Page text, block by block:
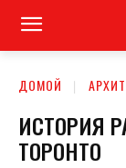
ДОМОЙ
ИСТОРИЯ
ТОРОНТО